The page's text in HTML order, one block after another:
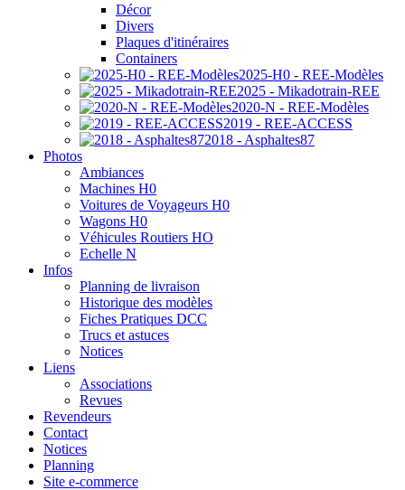
Décor
Divers
Plaques d'itinéraires
Containers
2025-H0 - REE-Modèles
2025 - Mikadotrain-REE
2020-N - REE-Modèles
2019 - REE-ACCESS
2018 - Asphaltes87
Photos
Ambiances
Machines H0
Voitures de Voyageurs H0
Wagons H0
Véhicules Routiers HO
Echelle N
Infos
Planning de livraison
Historique des modèles
Fiches Pratiques DCC
Trucs et astuces
Notices
Liens
Associations
Revues
Revendeurs
Contact
Notices
Planning
Site e-commerce